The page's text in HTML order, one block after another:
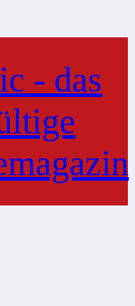
- das